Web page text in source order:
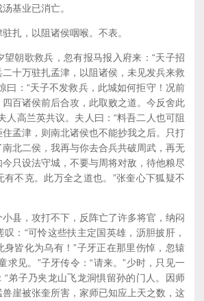
基业已消亡。
扎，以阻诸侯咽喉。不表。
望朝歌救兵，忽有报马报入府来：“天子招
十万驻扎孟津，以阻诸侯，未见发兵来救
曰：“天子不发救兵，此城如何拒守！况前
百诸侯前后合攻，此取败之道。今反舍此
人高兰英共议。夫人曰：“料吾二人也可阻
孟津，则南北诸侯也不能抄我之后。只打
北二侯，我再与你去合兵共破周武，再无
只设法守城，不要与周将对敌，待他粮尽
有不克。此万全之道也。”张奎心下狐疑不
小县，攻打不下，反阵亡了许多将官，纳闷
：“可怜这些扶主定国英雄，沥胆披肝，
身皆化为乌有！”子牙正在那里伤悼，忽辕
求见。”子牙传令：“请来。”少时，只见一
“弟子乃夹龙山飞龙洞惧留孙的门人。因师
兽崖被张奎所害，家师已知应上天之数，这